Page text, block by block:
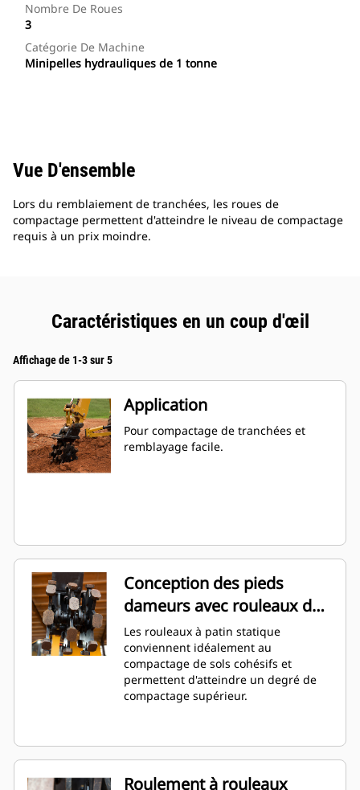
Nombre De Roues
3
Catégorie De Machine
Minipelles hydrauliques de 1 tonne
Vue D'ensemble
Lors du remblaiement de tranchées, les roues de
compactage permettent d'atteindre le niveau de compactage
requis à un prix moindre.
Caractéristiques en un coup d'œil
Affichage de 1-3 sur 5
Application
Pour compactage de tranchées et
remblayage facile.
Conception des pieds
dameurs avec rouleaux de
patin statiques
Les rouleaux à patin statique
conviennent idéalement au
compactage de sols cohésifs et
permettent d'atteindre un degré de
compactage supérieur.
Roulement à rouleaux